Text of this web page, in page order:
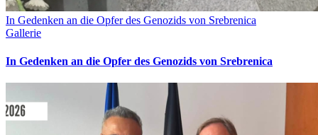
In Gedenken an die Opfer des Genozids von Srebrenica
Gallerie
In Gedenken an die Opfer des Genozids von Srebrenica